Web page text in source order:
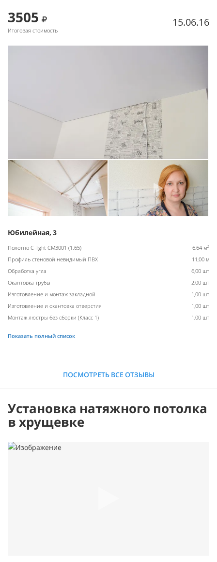
3505
Итоговая стоимость
15.06.16
Юбилейная, 3
Полотно C-light CM3001 (1.65) 6,64 м2
Профиль стеновой невидимый ПВХ
11,00 м
Обработка угла
6,00 шт
Окантовка трубы
2,00 шт
Изготовление и монтаж закладной
1,00 шт
Изготовление и окантовка отверстия
1,00 шт
Монтаж люстры без сборки (Класс 1)
1,00 шт
Показать полный список
ПОСМОТРЕТЬ ВСЕ ОТЗЫВЫ
Установка натяжного потолка
в хрущевке